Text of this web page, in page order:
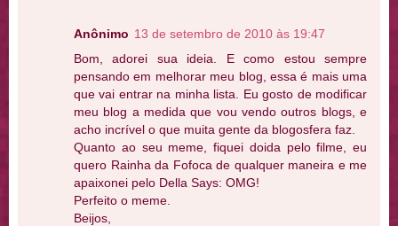
Anônimo 13 de setembro de 2010 às 19:47
Bom, adorei sua ideia. E como estou sempre
pensando em melhorar meu blog, essa é mais uma
que vai entrar na minha lista. Eu gosto de modificar
meu blog a medida que vou vendo outros blogs, e
acho incrível o que muita gente da blogosfera faz.
Quanto ao seu meme, fiquei doida pelo filme, eu
quero Rainha da Fofoca de qualquer maneira e me
apaixonei pelo Della Says: OMG!
Perfeito o meme.
Beijos,